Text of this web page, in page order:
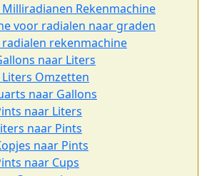
Rekenmachine
voor radialen naar graden
rekenmachine
naar Liters
Omzetten
naar Gallons
naar Liters
naar Pints
naar Pints
naar Cups